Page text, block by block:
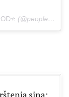
(@peoplestarsru) on
sina: